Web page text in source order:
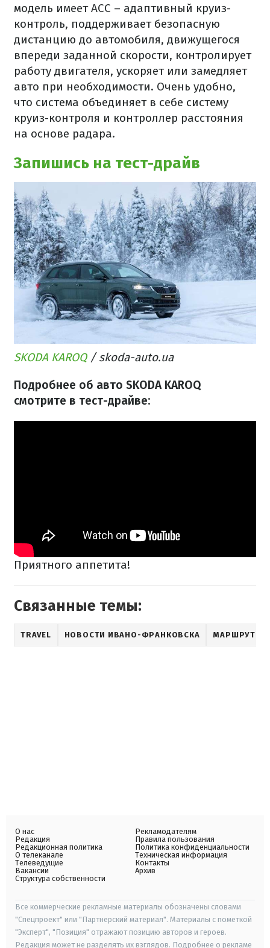
модель имеет АСС – адаптивный круиз-
контроль, поддерживает безопасную
дистанцию до автомобиля, движущегося
впереди заданной скорости, контролирует
работу двигателя, ускоряет или замедляет
авто при необходимости. Очень удобно,
что система объединяет в себе систему
круиз-контроля и контроллер расстояния
на основе радара.
Запишись на тест-драйв
SKODA KAROQ / skoda-auto.ua
Подробнее об авто SKODA KAROQ
смотрите в тест-драйве:
Приятного аппетита!
Связанные темы:
TRAVEL НОВОСТИ ИВАНО-ФРАНКОВСКА МАРШРУТЫ
О нас
Редакция
Редакционная политика
О телеканале
Телеведущие
Вакансии
Структура собственности
Рекламодателям
Правила пользования
Политика конфиденциальности
Техническая информация
Контакты
Архив
Все коммерческие рекламные материалы обозначены словами
"Спецпроект" или "Партнерский материал". Материалы с пометкой
"Эксперт", "Позиция" отражают позицию авторов и героев.
Редакция может не разделять их взглядов. Подробнее о рекламе